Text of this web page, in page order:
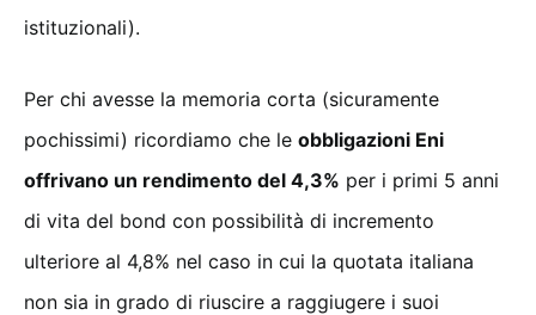
istituzionali).
Per chi avesse la memoria corta (sicuramente
pochissimi) ricordiamo che le obbligazioni Eni
offrivano un rendimento del 4,3% per i primi 5 anni
di vita del bond con possibilità di incremento
ulteriore al 4,8% nel caso in cui la quotata italiana
non sia in grado di riuscire a raggiugere i suoi